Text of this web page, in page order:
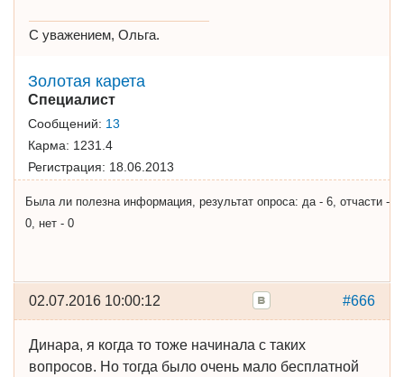
С уважением, Ольга.
Золотая карета
Специалист
Сообщений: 13
Карма: 1231.4
Регистрация: 18.06.2013
Была ли полезна информация, результат опроса: да - 6, отчасти -
0, нет - 0
#666
02.07.2016 10:00:12
Динара, я когда то тоже начинала с таких
вопросов. Но тогда было очень мало бесплатной